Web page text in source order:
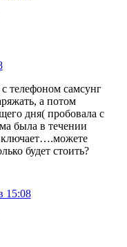
телефоном самсунг
а потом
дня( пробовала с
была в течении
будет стоить?
15:08